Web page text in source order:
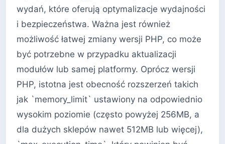
wydań, które oferują optymalizacje wydajności
i bezpieczeństwa. Ważna jest również
możliwość łatwej zmiany wersji PHP, co może
być potrzebne w przypadku aktualizacji
modułów lub samej platformy. Oprócz wersji
PHP, istotna jest obecność rozszerzeń takich
jak `memory_limit` ustawiony na odpowiednio
wysokim poziomie (często powyżej 256MB, a
dla dużych sklepów nawet 512MB lub więcej),